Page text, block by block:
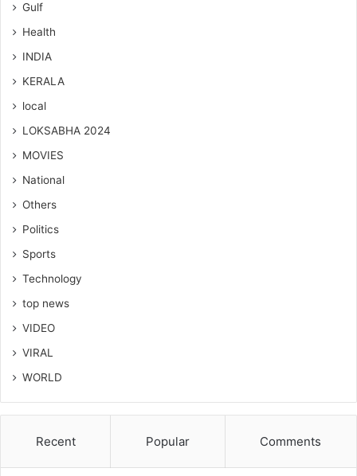
Gulf
Health
INDIA
KERALA
local
LOKSABHA 2024
MOVIES
National
Others
Politics
Sports
Technology
top news
VIDEO
VIRAL
WORLD
Recent Popular Comments